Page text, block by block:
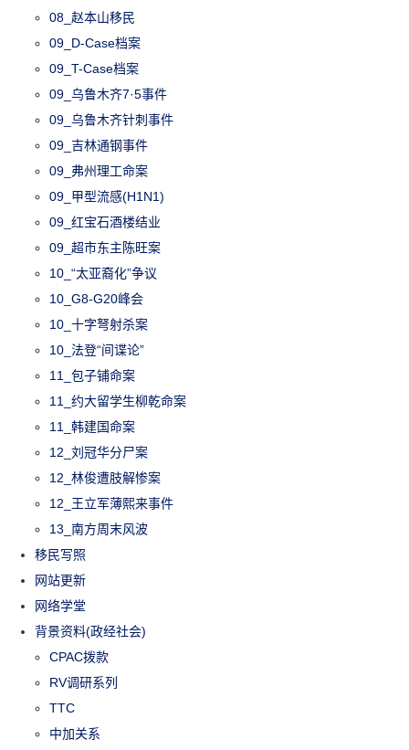
08_赵本山移民
09_D-Case档案
09_T-Case档案
09_乌鲁木齐7·5事件
09_乌鲁木齐针刺事件
09_吉林通钢事件
09_弗州理工命案
09_甲型流感(H1N1)
09_红宝石酒楼结业
09_超市东主陈旺案
10_“太亚裔化”争议
10_G8-G20峰会
10_十字弩射杀案
10_法登“间谍论”
11_包子铺命案
11_约大留学生柳乾命案
11_韩建国命案
12_刘冠华分尸案
12_林俊遭肢解惨案
12_王立军薄熙来事件
13_南方周末风波
移民写照
网站更新
网络学堂
背景资料(政经社会)
CPAC拨款
RV调研系列
TTC
中加关系